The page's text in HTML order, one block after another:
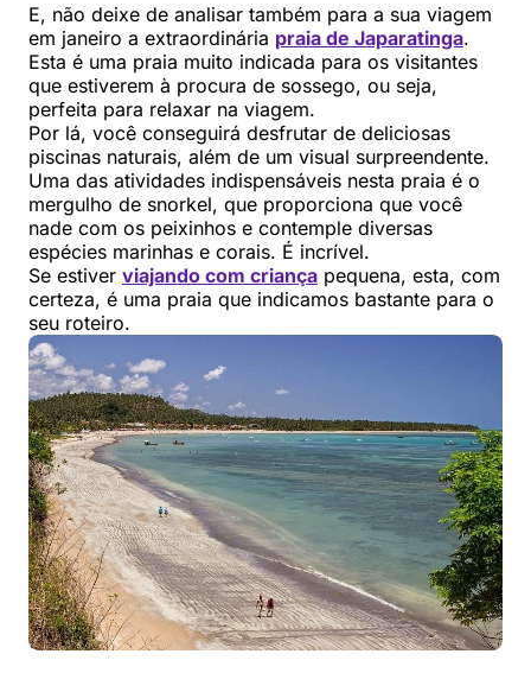
E, não deixe de analisar também para a sua viagem
em janeiro a extraordinária praia de Japaratinga.
Esta é uma praia muito indicada para os visitantes
que estiverem à procura de sossego, ou seja,
perfeita para relaxar na viagem.
Por lá, você conseguirá desfrutar de deliciosas
piscinas naturais, além de um visual surpreendente.
Uma das atividades indispensáveis nesta praia é o
mergulho de snorkel, que proporciona que você
nade com os peixinhos e contemple diversas
espécies marinhas e corais. É incrível.
Se estiver viajando com criança pequena, esta, com
certeza, é uma praia que indicamos bastante para o
seu roteiro.